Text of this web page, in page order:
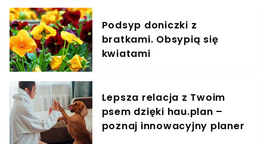
Podsyp doniczki z
bratkami. Obsypią się
kwiatami
Lepsza relacja z Twoim
psem dzięki hau.plan –
poznaj innowacyjny planer